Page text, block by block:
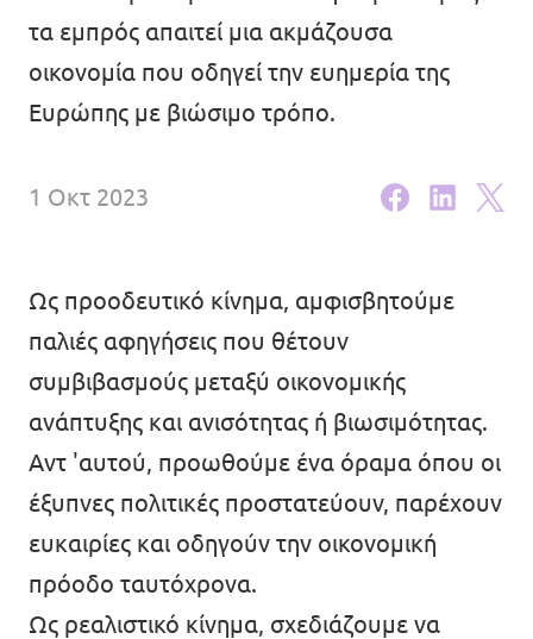
Εκδηλώσεις
Καταστατικό
Διαφάνεια
τα εμπρός απαιτεί μια ακμάζουσα
οικονομία που οδηγεί την ευημερία της
Ευρώπης με βιώσιμο τρόπο.
1 Οκτ 2023
Ως προοδευτικό κίνημα, αμφισβητούμε
παλιές αφηγήσεις που θέτουν
συμβιβασμούς μεταξύ οικονομικής
ανάπτυξης και ανισότητας ή βιωσιμότητας.
Αντ 'αυτού, προωθούμε ένα όραμα όπου οι
έξυπνες πολιτικές προστατεύουν, παρέχουν
ευκαιρίες και οδηγούν την οικονομική
πρόοδο ταυτόχρονα.
Ως ρεαλιστικό κίνημα, σχεδιάζουμε να